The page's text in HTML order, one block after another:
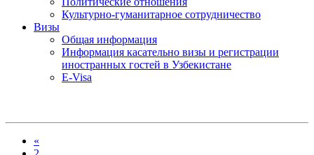
Культурно-гуманитарное сотрудничество
Визы
Общая информация
Информация касательно визы и регистрации
иностранных гостей в Узбекистане
E-Visa
«